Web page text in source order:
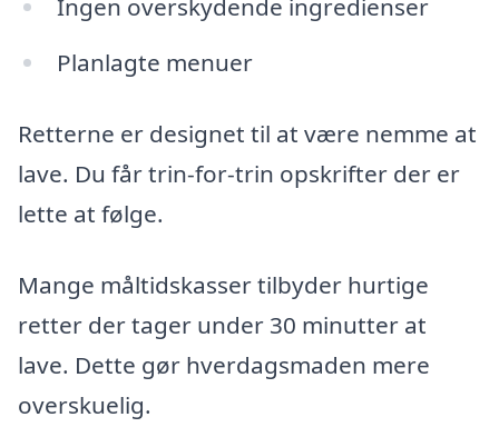
Ingen overskydende ingredienser
Planlagte menuer
Retterne er designet til at være nemme at
lave. Du får trin-for-trin opskrifter der er
lette at følge.
Mange måltidskasser tilbyder hurtige
retter der tager under 30 minutter at
lave. Dette gør hverdagsmaden mere
overskuelig.